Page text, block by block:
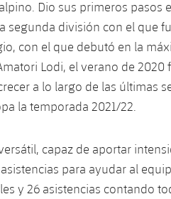
Dio sus primeros pasos
segunda división con el que
con el que debutó en la
Lodi, el verano de 2020
a lo largo de las últimas
la temporada 2021/22.
capaz de aportar
para ayudar al
y 26 asistencias contando